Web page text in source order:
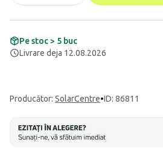
Pe stoc > 5 buc
Livrare deja 12.08.2026
Producător: SolarCentre•ID: 86811